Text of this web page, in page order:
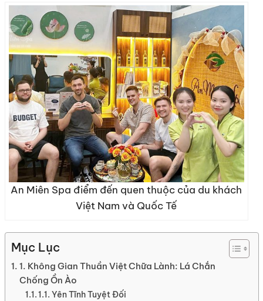
An Miên Spa điểm đến quen thuộc của du khách
Việt Nam và Quốc Tế
Mục Lục
1. Không Gian Thuần Việt Chữa Lành: Lá Chắn
Chống Ồn Ào
1.1. Yên Tĩnh Tuyệt Đối